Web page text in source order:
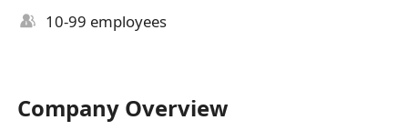
10-99 employees
Company Overview